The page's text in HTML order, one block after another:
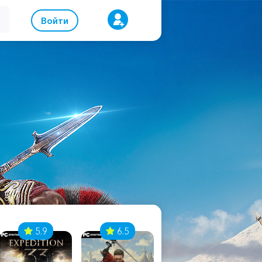
Войти
5.9 6.5 8.1